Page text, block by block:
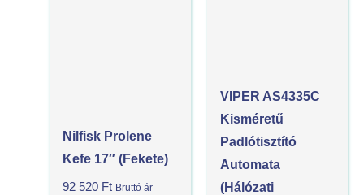
Nilfisk Prolene
Kefe 17″ (Fekete)
92 520 Ft Bruttó ár
VIPER AS4335C
Kisméretű
Padlótisztító
Automata
(Hálózati